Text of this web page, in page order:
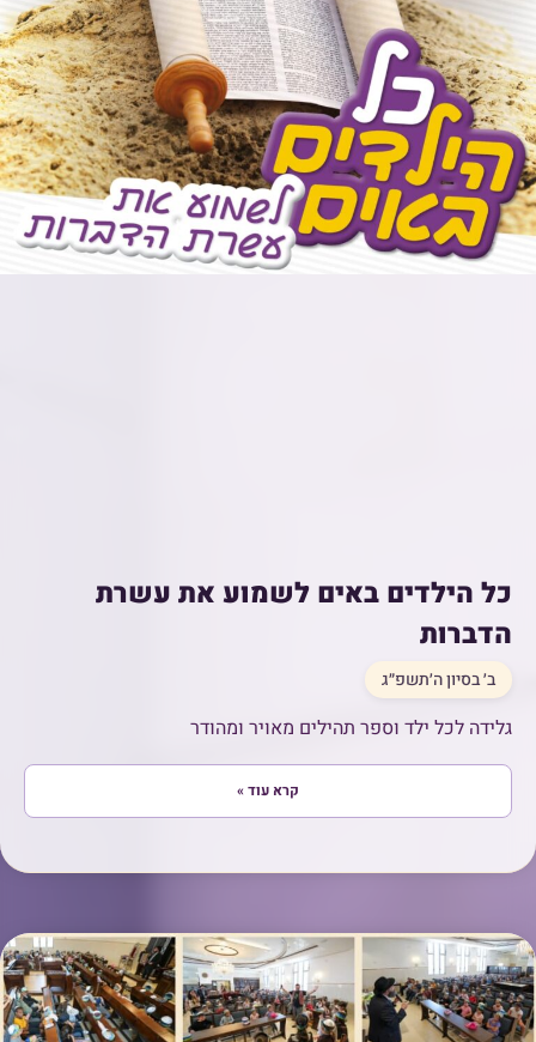
כל הילדים באים לשמוע את עשרת
הדברות
ב׳ בסיון ה׳תשפ״ג
גלידה לכל ילד וספר תהילים מאויר ומהודר
קרא עוד »